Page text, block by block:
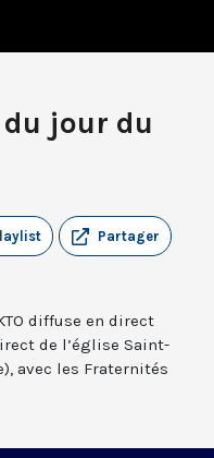
jour du
Partager
diffuse en direct
de l’église Saint-
avec les Fraternités